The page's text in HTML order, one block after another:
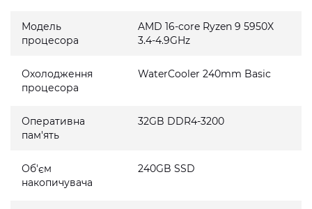
Модель
процесора
AMD 16-core Ryzen 9 5950X
3.4-4.9GHz
Охолодження
процесора
WaterCooler 240mm Basic
Оперативна
пам'ять
32GB DDR4-3200
Об'єм
накопичувача
240GB SSD